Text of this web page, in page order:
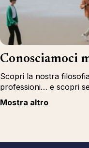
Conosciamoci
Scopri la nostra
professioni… e scopri
Mostra altro